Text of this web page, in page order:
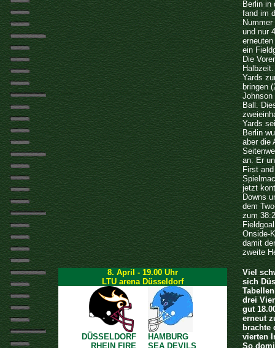
Berlin in
fand im
und nur
ein
Die
Yards
bringen
Johnson
Ball.
Yards
Berlin
aber die
an. Er
First
jetzt
Downs
dem
zum
Onside-
damit
zweite
8. April - 19.00 Uhr
LTU arena Düsseldorf
DÜSSELDORF
RHEIN FIRE
HAMBURG
SEA DEVILS
Viel
sich
drei
gut
erneut
brachte
vierten
So